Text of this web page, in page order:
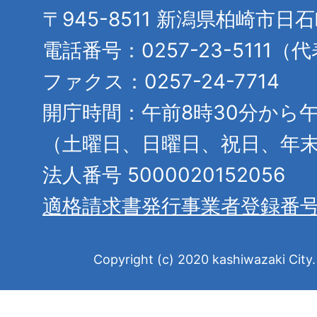
〒945-8511 新潟県柏崎市日
電話番号：0257-23-5111（代
ファクス：0257-24-7714
開庁時間：午前8時30分から
（土曜日、日曜日、祝日、年
法人番号 5000020152056
適格請求書発行事業者登録番
Copyright (c) 2020 kashiwazaki